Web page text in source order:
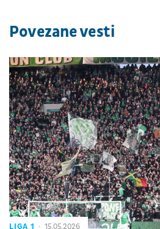
Povezane vesti
LIGA 1 15.05.2026